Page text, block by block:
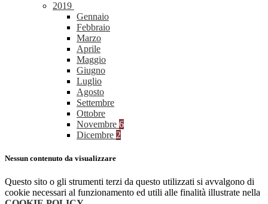
2019
Gennaio
Febbraio
Marzo
Aprile
Maggio
Giugno
Luglio
Agosto
Settembre
Ottobre
Novembre 6
Dicembre 2
Nessun contenuto da visualizzare
Questo sito o gli strumenti terzi da questo utilizzati si avvalgono di
cookie necessari al funzionamento ed utili alle finalità illustrate nella